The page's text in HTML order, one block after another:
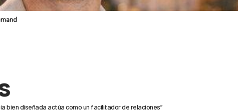
bien diseñada actúa como un facilitador de relaciones”